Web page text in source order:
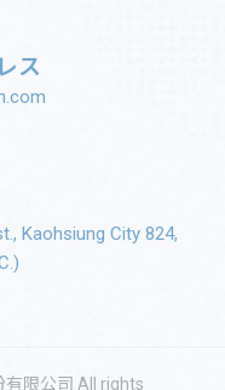
ス
Kaohsiung City 824,
限公司 All rights